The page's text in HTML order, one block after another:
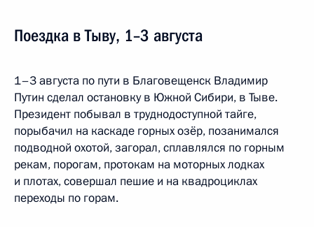
Поездка в Тыву, 1–3 августа
1–3 августа по пути в Благовещенск Владимир
Путин сделал остановку в Южной Сибири, в Тыве.
Президент побывал в труднодоступной тайге,
порыбачил на каскаде горных озёр, позанимался
подводной охотой, загорал, сплавлялся по горным
рекам, порогам, протокам на моторных лодках
и плотах, совершал пешие и на квадроциклах
переходы по горам.